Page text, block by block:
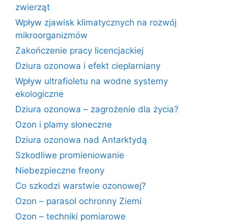
zwierząt
Wpływ zjawisk klimatycznych na rozwój
mikroorganizmów
Zakończenie pracy licencjackiej
Dziura ozonowa i efekt cieplarniany
Wpływ ultrafioletu na wodne systemy
ekologiczne
Dziura ozonowa – zagrożenie dla życia?
Ozon i plamy słoneczne
Dziura ozonowa nad Antarktydą
Szkodliwe promieniowanie
Niebezpieczne freony
Co szkodzi warstwie ozonowej?
Ozon – parasol ochronny Ziemi
Ozon – techniki pomiarowe